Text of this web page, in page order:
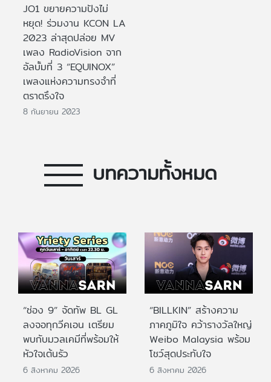
JO1 ขยายความปังไม่
หยุด! ร่วมงาน KCON LA
2023 ล่าสุดปล่อย MV
เพลง RadioVision จาก
อัลบั้มที่ 3 “EQUINOX”
เพลงแห่งความทรงจำที่
ตราตรึงใจ
8 กันยายน 2023
บทความทั้งหมด
“ช่อง 9” จัดทัพ BL GL
ลงจอทุกวีคเอน เตรียม
พบกับมวลเคมีที่พร้อมให้
หัวใจเต้นรัว
6 สิงหาคม 2026
“BILLKIN” สร้างความ
ภาคภูมิใจ คว้ารางวัลใหญ่
Weibo Malaysia พร้อม
โชว์สุดประทับใจ
6 สิงหาคม 2026